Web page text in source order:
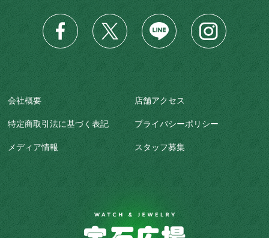
会社概要 店舗アクセス
特定商取引法に基づく表記 プライバシーポリシー
メディア情報 スタッフ募集